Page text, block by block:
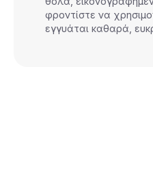
φροντίστε να
εγγυάται καθαρά,